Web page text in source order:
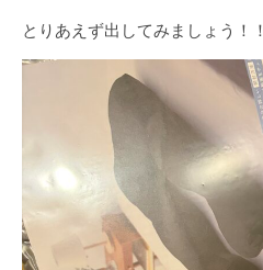
とりあえず出してみましょう！！